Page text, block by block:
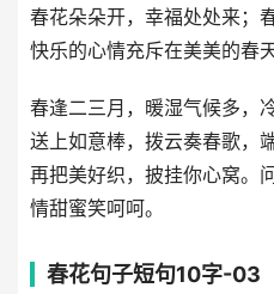
春花朵朵开，幸福处处来；
快乐的心情充斥在美美的春
春逢二三月，暖湿气候多，
送上如意棒，拨云奏春歌，
再把美好织，披挂你心窝。
情甜蜜笑呵呵。
春花句子短句10字-03